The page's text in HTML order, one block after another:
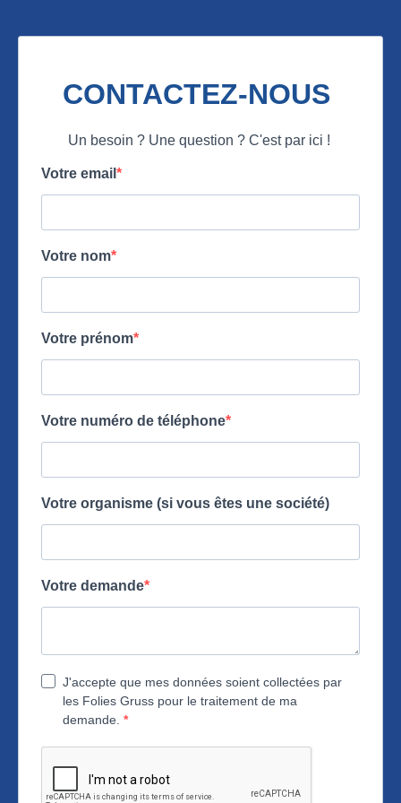
CONTACTEZ-NOUS
Un besoin ? Une question ? C'est par ici !
Votre email
Votre nom
Votre prénom
Votre numéro de téléphone
Votre organisme (si vous êtes une société)
Votre demande
J'accepte que mes données soient collectées par
les Folies Gruss pour le traitement de ma
demande.